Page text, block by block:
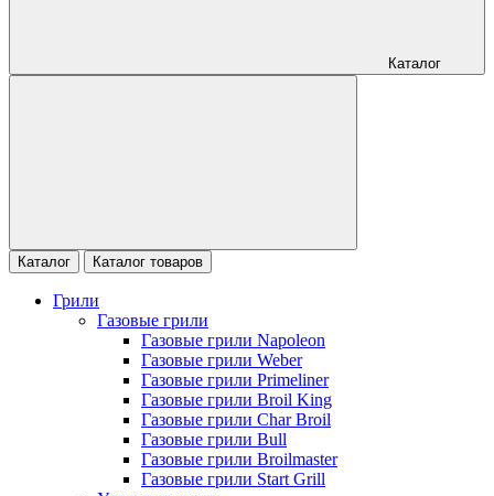
Каталог
Каталог Каталог товаров
Грили
Газовые грили
Газовые грили Napoleon
Газовые грили Weber
Газовые грили Primeliner
Газовые грили Broil King
Газовые грили Char Broil
Газовые грили Bull
Газовые грили Broilmaster
Газовые грили Start Grill